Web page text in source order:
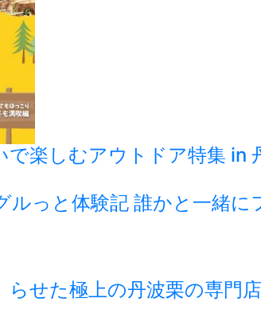
で楽しむアウトドア特集 in
ルっと体験記 誰かと一緒に
らせた極上の丹波栗の専門